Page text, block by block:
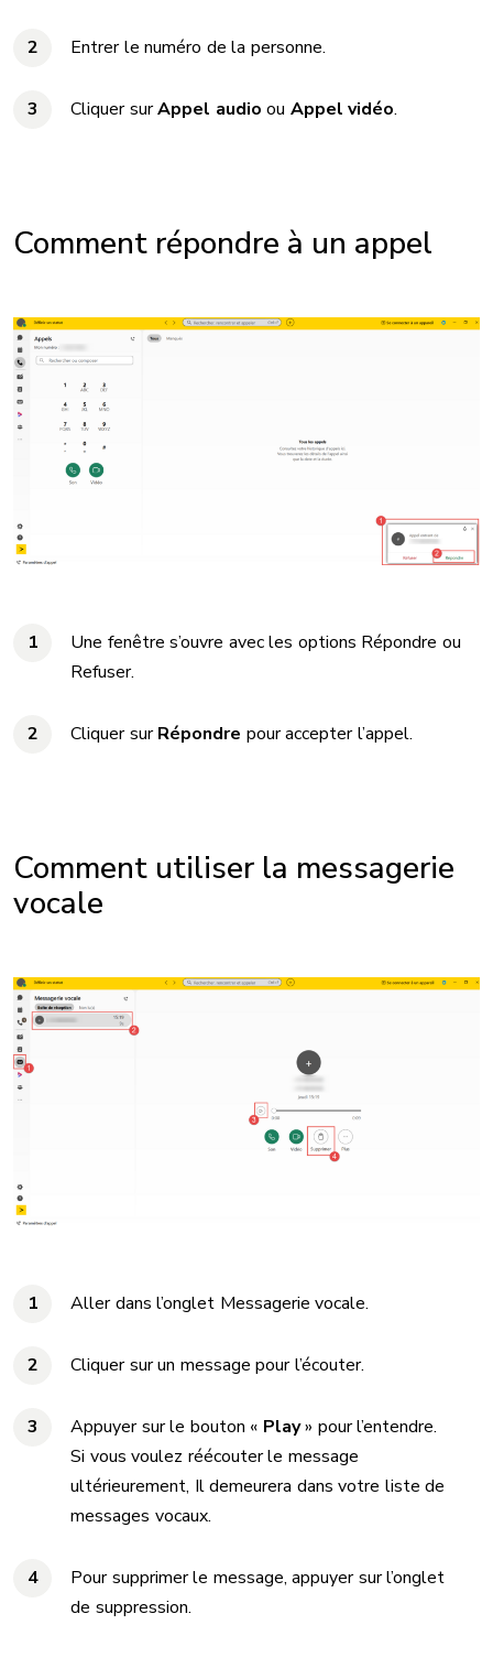
Entrer le numéro de la personne.
Cliquer surAppel audio ou Appel vidéo.
Comment répondre à un appel
Une fenêtre s’ouvre avec les options Répondre ou
Refuser.
Cliquer surRépondre pour accepter l’appel.
Comment utiliser la messagerie
vocale
Aller dans l’onglet Messagerie vocale.
Cliquer sur un message pour l’écouter.
Appuyer sur le bouton « Play» pour l’entendre.
Si vous voulez réécouter le message
ultérieurement, Il demeurera dans votre liste de
messages vocaux.
Pour supprimer le message, appuyer sur l’onglet
de suppression.